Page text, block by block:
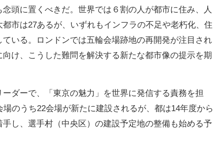
頭に置くべきだ。世界では６割の人が都市に住み、人
市は27あるが、いずれもインフラの不足や老朽化、住
いる。ロンドンでは五輪会場跡地の再開発が注目され
け、こうした難問を解決する新たな都市像の提示を期
ダーで、「東京の魅力」を世界に発信する責務を担
場のうち22会場が新たに建設されるが、都は14年度から
手し、選手村（中央区）の建設予定地の整備も始める予